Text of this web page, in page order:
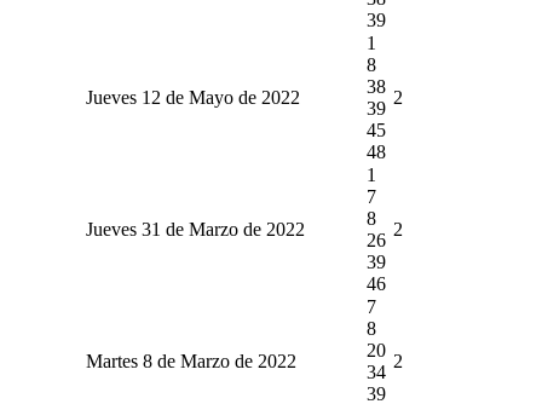
39
Jueves 12 de Mayo de 2022
1
8
38
39
45
48
2
Jueves 31 de Marzo de 2022
1
7
8
26
39
46
2
Martes 8 de Marzo de 2022
7
8
20
34
39
2